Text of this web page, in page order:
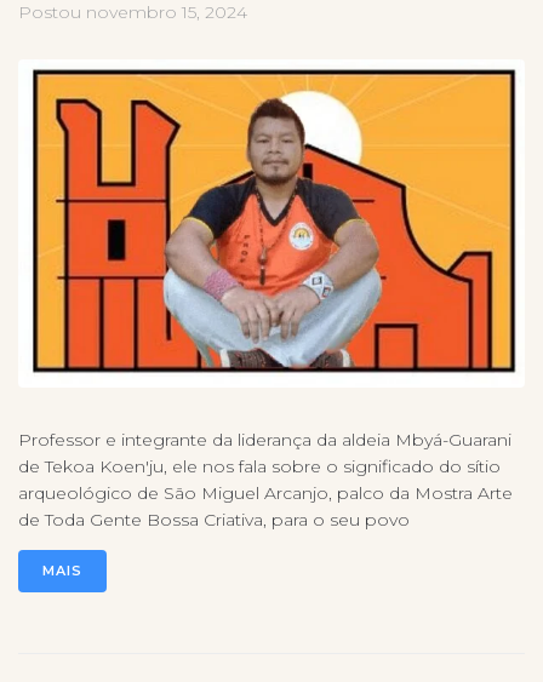
Postou novembro 15, 2024
Professor e integrante da liderança da aldeia Mbyá-Guarani
de Tekoa Koen'ju, ele nos fala sobre o significado do sítio
arqueológico de São Miguel Arcanjo, palco da Mostra Arte
de Toda Gente Bossa Criativa, para o seu povo
MAIS